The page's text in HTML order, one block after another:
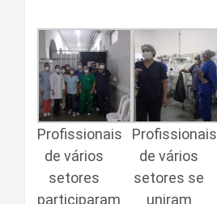
Profissionais
de vários
setores
participaram
Profissionais
de vários
setores se
uniram